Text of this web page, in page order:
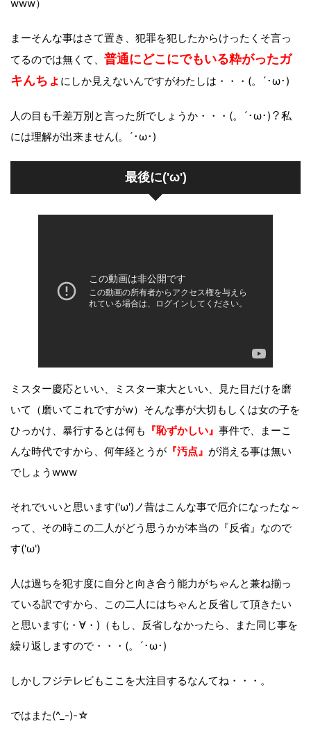
www）
まーそんな事はさて置き、犯罪を犯したからけったくそ言っ
てるのでは無くて、 普通にどこにでもいる粋がったガ
キんちょ にしか見えないんですがわたしは・・・(。´･ω･)
人の目も千差万別と言った所でしょうか・・・(。´･ω･)？私
には理解が出来ません(。´･ω･)
最後に('ω')
ミスター慶応といい、ミスター東大といい、見た目だけを磨
いて（磨いてこれですがw）そんな事が大切もしくは女の子を
ひっかけ、暴行するとは何も 『恥ずかしい』 事件で、まーこ
んな時代ですから、何年経とうが 『汚点』 が消える事は無い
でしょうwww
それでいいと思います('ω')ノ昔はこんな事で厄介になったな～
って、その時この二人がどう思うかが本当の『反省』なので
す('ω')
人は過ちを犯す度に自分と向き合う能力がちゃんと兼ね揃っ
ている訳ですから、この二人にはちゃんと反省して頂きたい
と思います(;・∀・)（もし、反省しなかったら、また同じ事を
繰り返しますので・・・(。´･ω･)
しかしフジテレビもここを大注目するなんてね・・・。
ではまた(^_-)-☆